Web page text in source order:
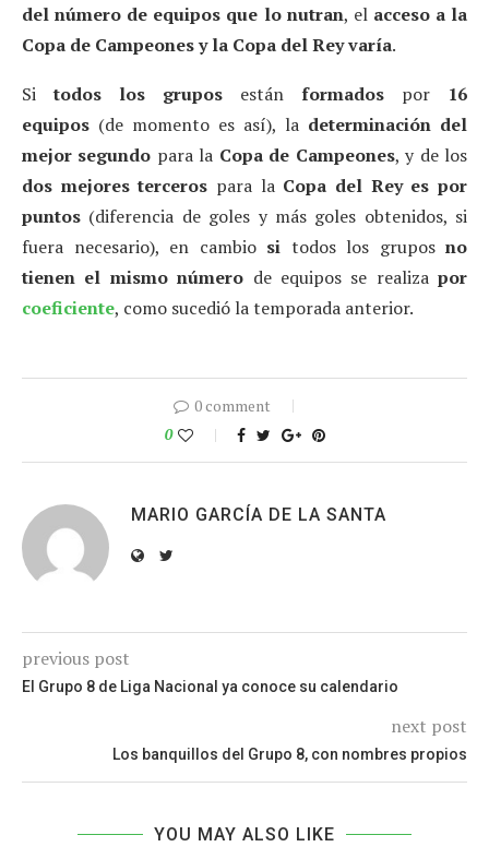
del número de equipos que lo nutran, el acceso a la
Copa de Campeones y la Copa del Rey varía.
Sitodos los grupos están formados por 16
equipos (de momento es así), la determinación del
mejor segundo para la Copa de Campeones, y de los
dos mejores terceros para la Copa del Rey es por
puntos (diferencia de goles y más goles obtenidos, si
fuera necesario), en cambio si todos los grupos no
tienen el mismo número de equipos se realiza por
coeficiente, como sucedió la temporada anterior.
0 comment
0
MARIO GARCÍA DE LA SANTA
previous post
El Grupo 8 de Liga Nacional ya conoce su calendario
next post
Los banquillos del Grupo 8, con nombres propios
YOU MAY ALSO LIKE